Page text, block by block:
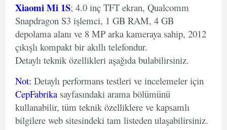
Xiaomi Mi 1S; 4.0 inç TFT ekran, Qualcomm
Snapdragon S3 işlemci, 1 GB RAM, 4 GB
depolama alanı ve 8 MP arka kameraya sahip, 2012
çıkışlı kompakt bir akıllı telefondur.
Detaylı teknik özellikleri aşağıda bulabilirsiniz.
Not: Detaylı performans testleri ve incelemeler için
CepFabrika sayfasındaki arama bölümünü
kullanabilir, tüm teknik özelliklere ve kapsamlı
bilgilere web sitesindeki tam listeden ulaşabilirsiniz.